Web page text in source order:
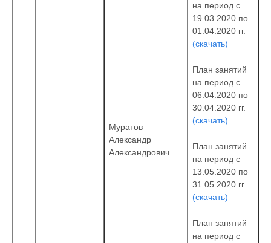
Муратов
Александр
Александрович
на период с
19.03.2020 по
01.04.2020 гг.
(скачать)
План занятий
на период с
06.04.2020 по
30.04.2020 гг.
(скачать)
План занятий
на период с
13.05.2020 по
31.05.2020 гг.
(скачать)
План занятий
на период с